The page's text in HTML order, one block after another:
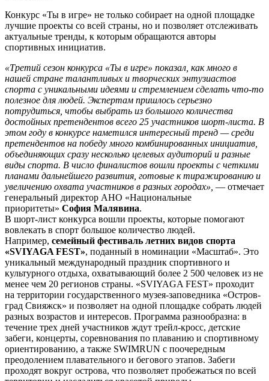
Конкурс «Ты в игре» не только собирает на одной площадке
лучшие проекты со всей страны, но и позволяет отслеживать
актуальные тренды, к которым обращаются авторы
спортивных инициатив.
«Третий сезон конкурса «Ты в игре» показал, как много в
нашей стране талантливых и творческих энтузиастов
спорта с уникальными идеями и стремлением сделать что-то
полезное для людей. Экспертам пришлось серьезно
потрудиться, чтобы выбрать из большого количества
достойных претендентов всего 25 участников шорт-листа. В
этом году в конкурсе наметился интересный тренд — среди
претендентов на победу много комбинированных инициатив,
объединяющих сразу несколько целевых аудиторий и разные
виды спорта. В число финалистов вошли проекты с четкими
планами дальнейшего развития, готовые к тиражированию и
увеличению охвата участников в разных городах», — отмечает
генеральный директор АНО «Национальные
приоритеты» София Малявина.
В шорт-лист конкурса вошли проекты, которые помогают
вовлекать в спорт большое количество людей.
Например, семейный фестиваль летних видов спорта
«SVIYAGA FEST», поданный в номинации «Масштаб». Это
уникальный международный праздник спортивного и
культурного отдыха, охватывающий более 2 500 человек из не
менее чем 20 регионов страны. «SVIYAGA FEST» проходит
на территории государственного музея-заповедника «Остров-
град Свияжск» и позволяет на одной площадке собрать людей
разных возрастов и интересов. Программа разнообразна: в
течение трех дней участников ждут трейл-кросс, детские
забеги, концерты, соревнования по плаванию и спортивному
ориентированию, а также SWIMRUN с поочередным
преодолением плавательного и бегового этапов. Забеги
проходят вокруг острова, что позволяет пробежаться по всей